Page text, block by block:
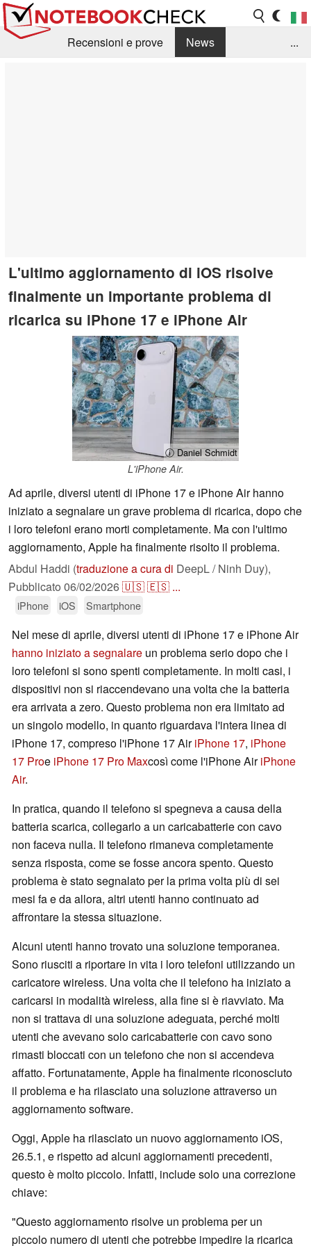
Recensioni e prove
News
...
L'ultimo aggiornamento di iOS risolve
finalmente un importante problema di
ricarica su iPhone 17 e iPhone Air
ⓘ Daniel Schmidt
L'iPhone Air.
Ad aprile, diversi utenti di iPhone 17 e iPhone Air hanno
iniziato a segnalare un grave problema di ricarica, dopo che
i loro telefoni erano morti completamente. Ma con l'ultimo
aggiornamento, Apple ha finalmente risolto il problema.
Abdul Haddi (traduzione a cura di DeepL / Ninh Duy),
Pubblicato 06/02/2026🇺🇸🇪🇸 ...
iPhone iOS Smartphone
Nel mese di aprile, diversi utenti di iPhone 17 e iPhone Air
hanno iniziato a segnalare un problema serio dopo che i
loro telefoni si sono spenti completamente. In molti casi, i
dispositivi non si riaccendevano una volta che la batteria
era arrivata a zero. Questo problema non era limitato ad
un singolo modello, in quanto riguardava l'intera linea di
iPhone 17, compreso l'iPhone 17 AiriPhone 17, iPhone
17 Proe iPhone 17 Pro Maxcosì come l'iPhone AiriPhone
Air.
In pratica, quando il telefono si spegneva a causa della
batteria scarica, collegarlo a un caricabatterie con cavo
non faceva nulla. Il telefono rimaneva completamente
senza risposta, come se fosse ancora spento. Questo
problema è stato segnalato per la prima volta più di sei
mesi fa e da allora, altri utenti hanno continuato ad
affrontare la stessa situazione.
Alcuni utenti hanno trovato una soluzione temporanea.
Sono riusciti a riportare in vita i loro telefoni utilizzando un
caricatore wireless. Una volta che il telefono ha iniziato a
caricarsi in modalità wireless, alla fine si è riavviato. Ma
non si trattava di una soluzione adeguata, perché molti
utenti che avevano solo caricabatterie con cavo sono
rimasti bloccati con un telefono che non si accendeva
affatto. Fortunatamente, Apple ha finalmente riconosciuto
il problema e ha rilasciato una soluzione attraverso un
aggiornamento software.
Oggi, Apple ha rilasciato un nuovo aggiornamento iOS,
26.5.1, e rispetto ad alcuni aggiornamenti precedenti,
questo è molto piccolo. Infatti, include solo una correzione
chiave:
"Questo aggiornamento risolve un problema per un
piccolo numero di utenti che potrebbe impedire la ricarica